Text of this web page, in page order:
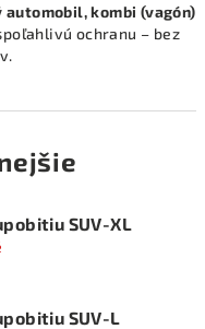
automobil, kombi (vagón)
ochranu – bez
SUV-XL
SUV-L